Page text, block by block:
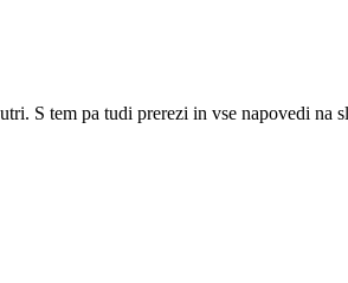
S tem pa tudi prerezi in vse napovedi na